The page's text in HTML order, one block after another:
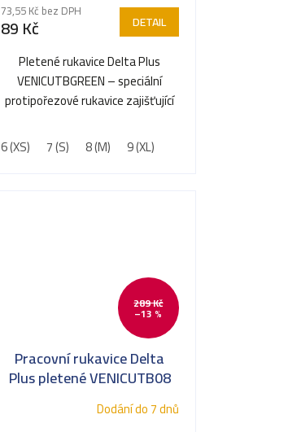
73,55 Kč bez DPH
89 Kč DETAIL
Pletené rukavice Delta Plus
VENICUTBGREEN – speciální
protipořezové rukavice zajišťující
6 (XS)
7 (S) 8 (M) 9 (XL)
289 Kč
–13 %
Pracovní rukavice Delta
Plus pletené VENICUTB08
Dodání do 7 dnů